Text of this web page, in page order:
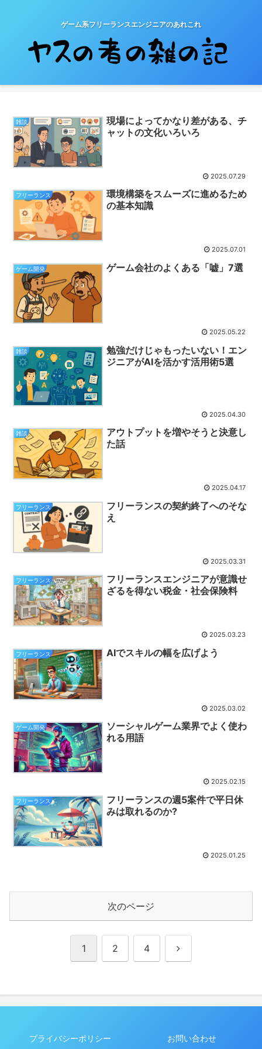
ゲーム系フリーランスエンジニアのあれこれ
雑談
現場によってかなり差がある、チ
ャットの文化いろいろ
2025.07.29
フリーランス
環境構築をスムーズに進めるため
の基本知識
2025.07.01
ゲーム開発 ゲーム会社のよくある「嘘」7選
2025.05.22
雑談
勉強だけじゃもったいない！エン
ジニアがAIを活かす活用術5選
2025.04.30
雑談
アウトプットを増やそうと決意し
た話
2025.04.17
フリーランス
フリーランスの契約終了へのそな
え
2025.03.31
フリーランス
フリーランスエンジニアが意識せ
ざるを得ない税金・社会保険料
2025.03.23
フリーランス AIでスキルの幅を広げよう
2025.03.02
ゲーム開発
ソーシャルゲーム業界でよく使わ
れる用語
2025.02.15
フリーランス
フリーランスの週5案件で平日休
みは取れるのか?
2025.01.25
次のページ
1 2 4 次
プライバシーポリシー お問い合わせ